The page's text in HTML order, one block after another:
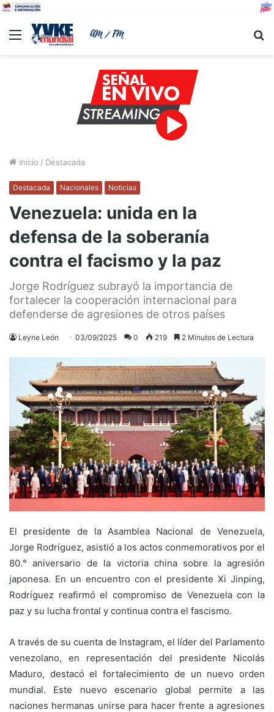
Menu
Inicio / Destacada
Destacada Nacionales Noticias
Venezuela: unida en la
defensa de la soberanía
contra el facismo y la paz
Jorge Rodríguez subrayó la importancia de
fortalecer la cooperación internacional para
defenderse de agresiones de otros países
Leyne León 03/09/2025 0 219 2 Minutos de Lectura
El presidente de la Asamblea Nacional de Venezuela,
Jorge Rodríguez, asistió a los actos conmemorativos por el
80.° aniversario de la victoria china sobre la agresión
japonesa. En un encuentro con el presidente Xi Jinping,
Rodríguez reafirmó el compromiso de Venezuela con la
paz y su lucha frontal y continua contra el fascismo.
A través de su cuenta de Instagram, el líder del Parlamento
venezolano, en representación del presidente Nicolás
Maduro, destacó el fortalecimiento de un nuevo orden
mundial. Este nuevo escenario global permite a las
naciones hermanas unirse para hacer frente a agresiones